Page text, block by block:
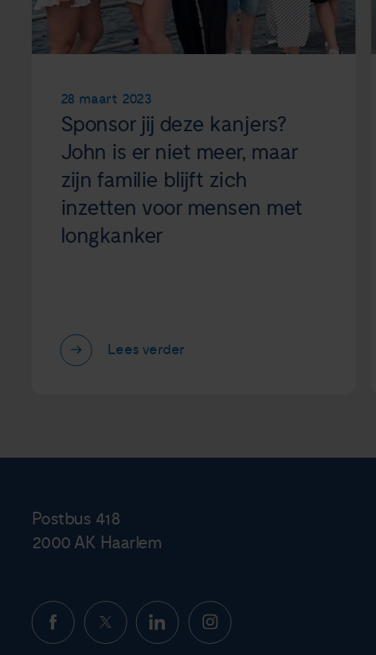
28 maart 2023
Sponsor jij deze kanjers?
John is er niet meer, maar
zijn familie blijft zich
inzetten voor mensen met
longkanker
Lees verder
Postbus 418
2000 AK Haarlem